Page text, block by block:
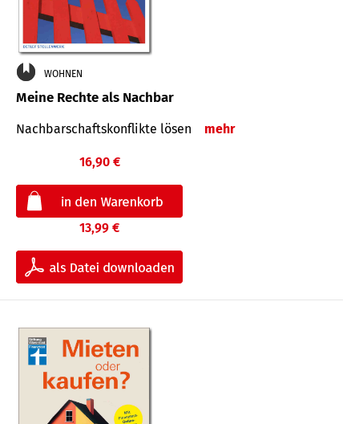
WOHNEN
Meine Rechte als Nachbar
Nach­bar­schafts­konflikte lösen mehr
16,90 €
13,99 €